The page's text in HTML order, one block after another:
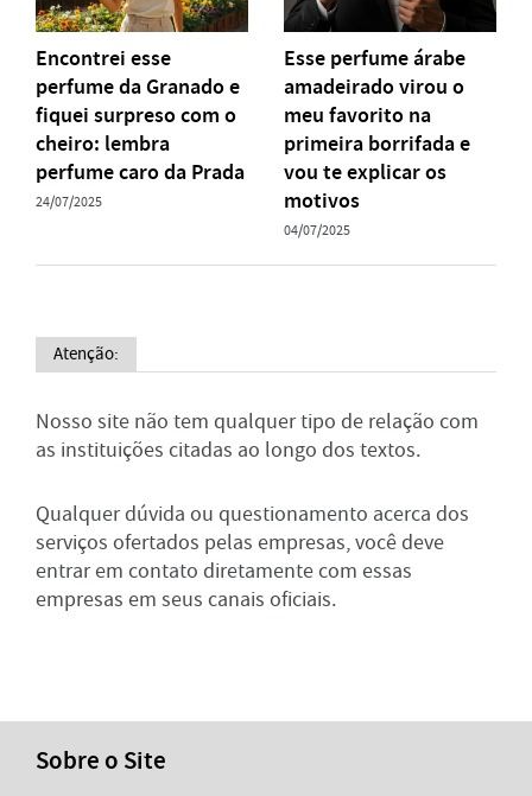
Encontrei esse
perfume da Granado e
fiquei surpreso com o
cheiro: lembra
perfume caro da Prada
24/07/2025
Esse perfume árabe
amadeirado virou o
meu favorito na
primeira borrifada e
vou te explicar os
motivos
04/07/2025
Atenção:
Nosso site não tem qualquer tipo de relação com
as instituições citadas ao longo dos textos.
Qualquer dúvida ou questionamento acerca dos
serviços ofertados pelas empresas, você deve
entrar em contato diretamente com essas
empresas em seus canais oficiais.
Sobre o Site